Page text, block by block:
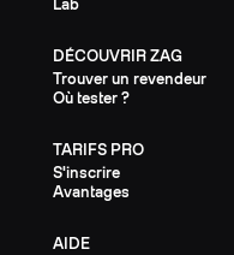
Lab
DÉCOUVRIR ZAG
Trouver un revendeur
Où tester ?
TARIFS PRO
S'inscrire
Avantages
AIDE